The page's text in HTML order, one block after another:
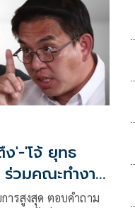
'-'โจ้ ยุทธ
ร่วมคณะทำงาน
ารสูงสุด ตอบคำถาม